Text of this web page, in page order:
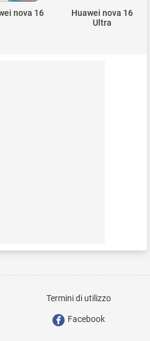
nova 16
Huawei nova 16
Ultra
Termini di utilizzo
Facebook